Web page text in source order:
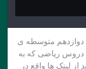
دوازدهم متوسطه ی
دروس ریاضی که به
لینک ها واقع در